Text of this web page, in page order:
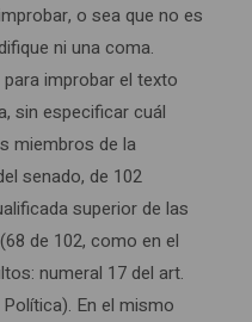
o sea que no es
ni una coma.
improbar el texto
sin especificar cuál
miembros de la
senado, de 102
superior de las
de 102, como en el
numeral 17 del art.
En el mismo